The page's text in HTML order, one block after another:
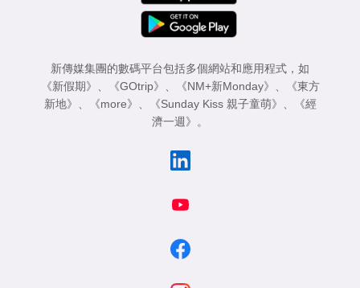
新傳媒集團的數碼平台包括多個網站和應用程式，如
《新假期》
《GOtrip》 《NM+新Monday》
《東方
新地》
《more》 《Sunday Kiss 親子童萌》
《經
濟一週》
。